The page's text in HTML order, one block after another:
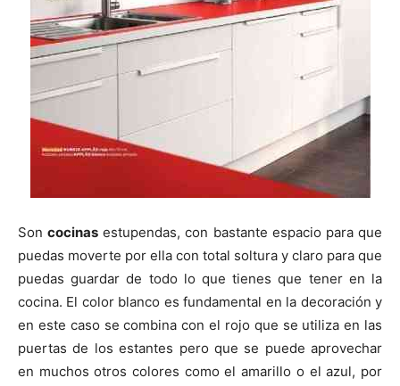
Soncocinas estupendas, con bastante espacio para que
puedas moverte por ella con total soltura y claro para que
puedas guardar de todo lo que tienes que tener en la
cocina. El color blanco es fundamental en la decoración y
en este caso se combina con el rojo que se utiliza en las
puertas de los estantes pero que se puede aprovechar
en muchos otros colores como el amarillo o el azul, por